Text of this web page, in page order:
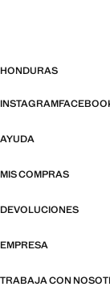
HONDURAS
INSTAGRAM
AYUDA
MIS COMPRAS
DEVOLUCIONES
EMPRESA
TRABAJA CON